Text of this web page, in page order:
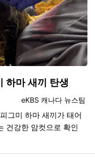
하마 새끼 탄생
등록자
eKBS 캐나다 뉴스팀
그미 하마 새끼가 태어
건강한 암컷으로 확인